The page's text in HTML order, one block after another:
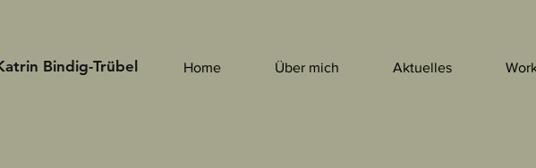
Home Über mich Aktuelles
Bindig-Trübel